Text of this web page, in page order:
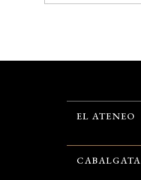
EL ATENEO
CABALGATA